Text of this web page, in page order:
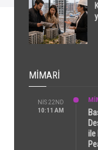
MIMARI
NIS 22ND
10:11 AM
ile